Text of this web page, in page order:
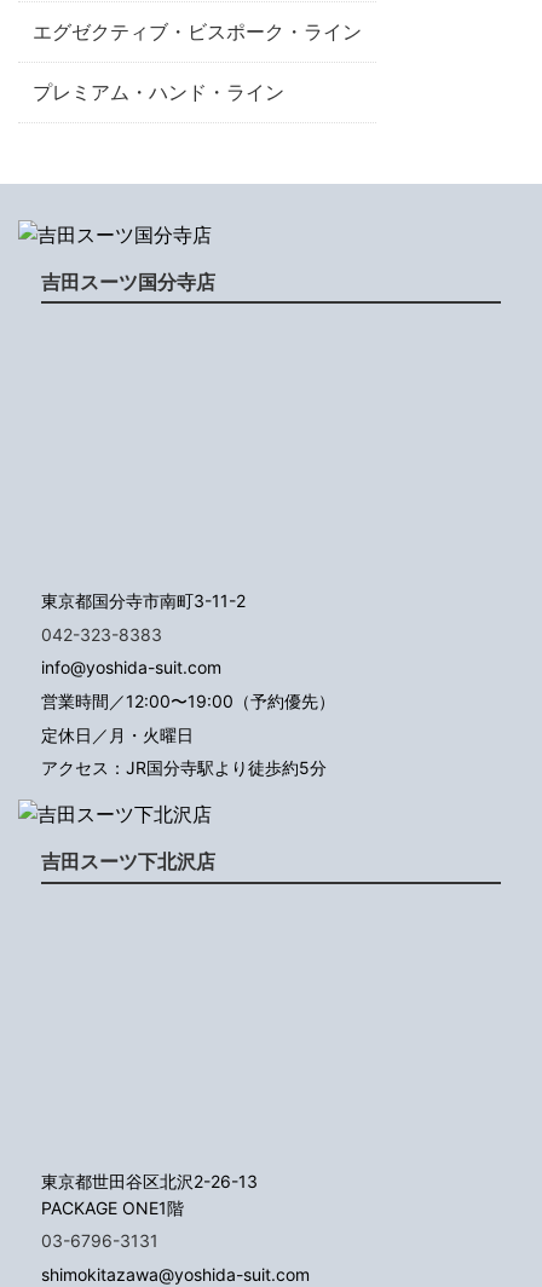
エグゼクティブ・ビスポーク・ライン
プレミアム・ハンド・ライン
吉田スーツ国分寺店
東京都国分寺市南町3-11-2
042-323-8383
info@yoshida-suit.com
営業時間／12:00〜19:00（予約優先）
定休日／月・火曜日
アクセス：JR国分寺駅より徒歩約5分
吉田スーツ下北沢店
東京都世田谷区北沢2-26-13
PACKAGE ONE1階
03-6796-3131
shimokitazawa@yoshida-suit.com